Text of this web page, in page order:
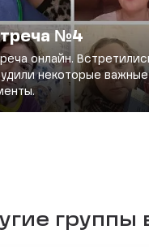
№4
онлайн.
некоторые важные
группы